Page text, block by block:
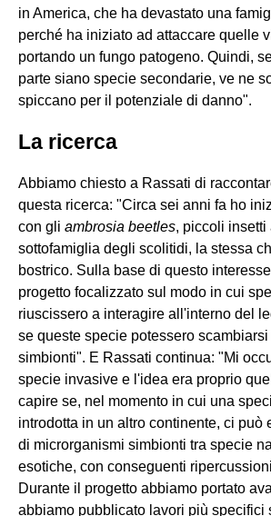
in America, che ha devastato una
perché ha iniziato ad attaccare quelle
portando un fungo patogeno. Quindi,
parte siano specie secondarie, ve ne
spiccano per il potenziale di danno".
La ricerca
Abbiamo chiesto a Rassati di
questa ricerca: "Circa sei anni fa ho
con gli ambrosia beetles, piccoli insetti
sottofamiglia degli scolitidi, la stessa
bostrico. Sulla base di questo
progetto focalizzato sul modo in cui
riuscissero a interagire all'interno del
se queste specie potessero
simbionti". E Rassati continua: "Mi
specie invasive e l'idea era proprio
capire se, nel momento in cui una
introdotta in un altro continente, ci può
di microrganismi simbionti tra specie
esotiche, con conseguenti
Durante il progetto abbiamo portato
abbiamo pubblicato lavori più specifici